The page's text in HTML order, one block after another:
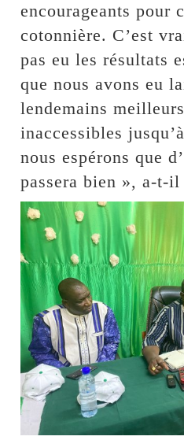
encourageants pour
cotonnière. C’est
pas eu les résultats
que nous avons eu
lendemains
inaccessibles
nous espérons que
passera bien », a-t-